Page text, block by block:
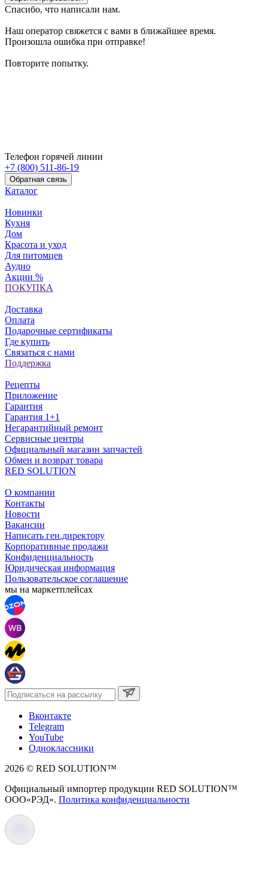
Спасибо, что написали нам.
Наш оператор свяжется с вами в ближайшее время.
Произошла ошибка при отправке!
Повторите попытку.
Телефон горячей линии
+7 (800) 511-86-19
Обратная связь
Каталог
Новинки
Кухня
Дом
Красота и уход
Для питомцев
Аудио
Акции %
ПОКУПКА
Доставка
Оплата
Подарочные сертификаты
Где купить
Связаться с нами
Поддержка
Рецепты
Приложение
Гарантия
Гарантия 1+1
Негарантийный ремонт
Сервисные центры
Официальный магазин запчастей
Обмен и возврат товара
RED SOLUTION
О компании
Контакты
Новости
Вакансии
Написать ген.директору
Корпоративные продажи
Конфиденциальность
Юридическая информация
Пользовательское соглашение
мы на маркетплейсах
Вконтакте
Telegram
YouTube
Одноклассники
2026 © RED SOLUTION™
Официальный импортер продукции RED SOLUTION™
OOO«РЭД». Политика конфиденциальности